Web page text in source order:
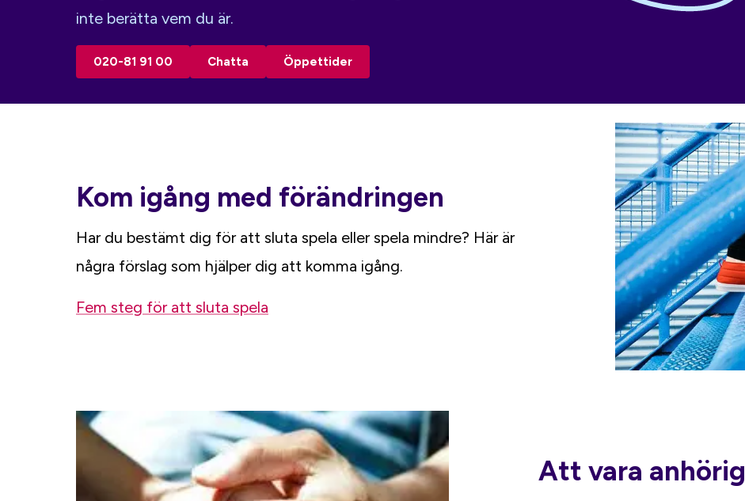
inte berätta vem du är.
020-81 91 00 Chatta Öppettider
Kom igång med förändringen
Har du bestämt dig för att sluta spela eller spela mindre? Här är
några förslag som hjälper dig att komma igång.
Fem steg för att sluta spela
Att vara anhörig